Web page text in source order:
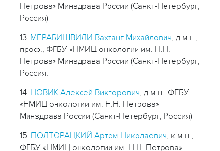
Петрова» Минздрава России (Санкт-Петербург,
Россия)
13. МЕРАБИШВИЛИ Вахтанг Михайлович, д.м.н.,
проф., ФГБУ «НМИЦ онкологии им. Н.Н.
Петрова» Минздрава России (Санкт-Петербург,
Россия,
14. НОВИК Алексей Викторович, д.м.н., ФГБУ
«НМИЦ онкологии им. Н.Н. Петрова»
Минздрава России (Санкт-Петербург, Россия),
15. ПОЛТОРАЦКИЙ Артём Николаевич, к.м.н.,
ФГБУ «НМИЦ онкологии им. Н.Н. Петрова»